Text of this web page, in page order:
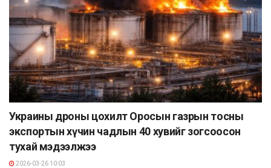
Украины дроны цохилт Оросын газрын тосны
экспортын хүчин чадлын 40 хувийг зогсоосон
тухай мэдээлжээ
2026-03-26 10:03